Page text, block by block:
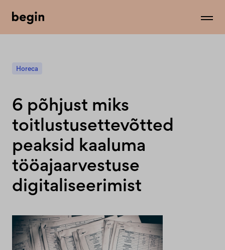
Horeca
6 põhjust miks
toitlustusettevõtted
peaksid kaaluma
tööajaarvestuse
digitaliseerimist